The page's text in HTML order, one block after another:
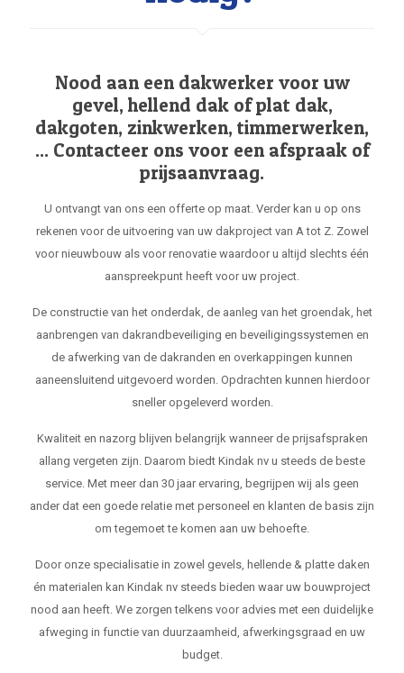
Nood aan een dakwerker voor uw
gevel, hellend dak of plat dak,
dakgoten, zinkwerken, timmerwerken,
... Contacteer ons voor een afspraak of
prijsaanvraag.
U ontvangt van ons een offerte op maat. Verder kan u op ons
rekenen voor de uitvoering van uw dakproject van A tot Z. Zowel
voor nieuwbouw als voor renovatie waardoor u altijd slechts één
aanspreekpunt heeft voor uw project.
De constructie van het onderdak, de aanleg van het groendak, het
aanbrengen van dakrandbeveiliging en beveiligingssystemen en
de afwerking van de dakranden en overkappingen kunnen
aaneensluitend uitgevoerd worden. Opdrachten kunnen hierdoor
sneller opgeleverd worden.
Kwaliteit en nazorg blijven belangrijk wanneer de prijsafspraken
allang vergeten zijn. Daarom biedt Kindak nv u steeds de beste
service. Met meer dan 30 jaar ervaring, begrijpen wij als geen
ander dat een goede relatie met personeel en klanten de basis zijn
om tegemoet te komen aan uw behoefte.
Door onze specialisatie in zowel gevels, hellende & platte daken
én materialen kan Kindak nv steeds bieden waar uw bouwproject
nood aan heeft. We zorgen telkens voor advies met een duidelijke
afweging in functie van duurzaamheid, afwerkingsgraad en uw
budget.